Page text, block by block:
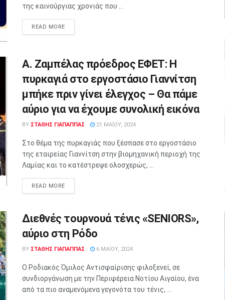
της καινούργιας χρονιάς που ...
READ MORE
Α. Ζαμπέλας πρόεδρος ΕΦΕΤ: Η
πυρκαγιά στο εργοστάσιο Γιαννίτση
μπήκε πριν γίνει έλεγχος – Θα πάμε
αύριο για να έχουμε συνολική εικόνα
BY ΣΤΑΘΗΣ ΓΊΑΠΑΠΠΑΣ 21 ΜΑΪ́ΟΥ, 2024
Στο θέμα της πυρκαγιάς που ξέσπασε στο εργοστάσιο
της εταιρείας Γιαννίτση στην βιομηχανική περιοχή της
Λαμίας και το κατέστρεψε ολοσχερώς, ...
READ MORE
Διεθνές τουρνουά τένις «SENIORS»,
αύριο στη Ρόδο
BY ΣΤΑΘΗΣ ΓΊΑΠΑΠΠΑΣ 6 ΜΑΪ́ΟΥ, 2024
Ο Ροδιακός Όμιλος Αντισφαίρισης φιλοξενεί, σε
συνδιοργάνωση με την Περιφέρεια Νοτίου Αιγαίου, ένα
από τα πιο αναμενόμενα γεγονότα του τένις, ...